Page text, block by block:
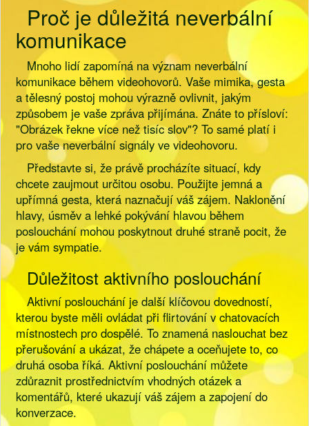
Proč je důležitá neverbální
komunikace
Mnoho lidí zapomíná na význam neverbální
komunikace během videohovorů. Vaše mimika, gesta
a tělesný postoj mohou výrazně ovlivnit, jakým
způsobem je vaše zpráva přijímána. Znáte to přísloví:
"Obrázek řekne více než tisíc slov"? To samé platí i
pro vaše neverbální signály ve videohovoru.
Představte si, že právě procházíte situací, kdy
chcete zaujmout určitou osobu. Použijte jemná a
upřímná gesta, která naznačují váš zájem. Naklonění
hlavy, úsměv a lehké pokývání hlavou během
poslouchání mohou poskytnout druhé straně pocit, že
je vám sympatie.
Důležitost aktivního poslouchání
Aktivní poslouchání je další klíčovou dovedností,
kterou byste měli ovládat při flirtování v chatovacích
místnostech pro dospělé. To znamená naslouchat bez
přerušování a ukázat, že chápete a oceňujete to, co
druhá osoba říká. Aktivní poslouchání můžete
zdůraznit prostřednictvím vhodných otázek a
komentářů, které ukazují váš zájem a zapojení do
konverzace.